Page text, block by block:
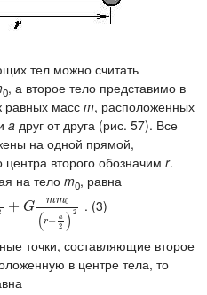
тел можно считать
0, а второе тело представимо в
равных масс m, расположенных
a друг от друга (рис. 57). Все
на одной прямой,
центра второго обозначим r.
на тело m0, равна
+ G
mm0
(r− a
2 ) 2
) 2+ Gmm0(r−a 2 )2
. (3)
точки, составляющие второе
в центре тела, то